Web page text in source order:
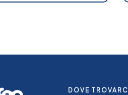
DOVE TROVARCI